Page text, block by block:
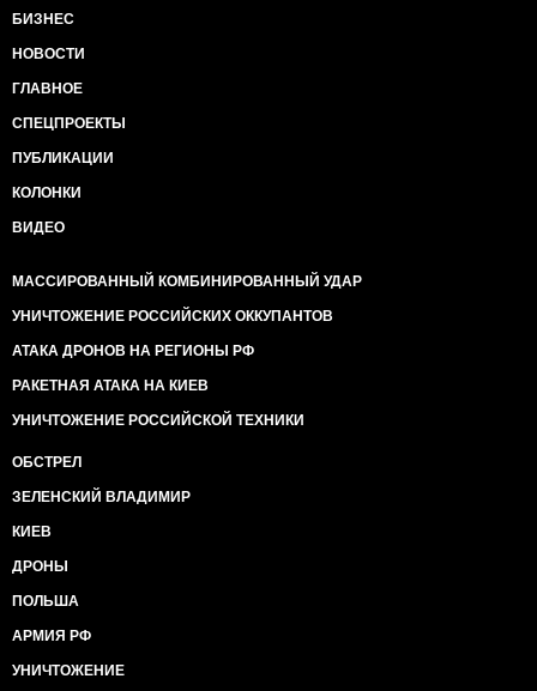
БИЗНЕС
НОВОСТИ
ГЛАВНОЕ
СПЕЦПРОЕКТЫ
ПУБЛИКАЦИИ
КОЛОНКИ
ВИДЕО
МАССИРОВАННЫЙ КОМБИНИРОВАННЫЙ УДАР
УНИЧТОЖЕНИЕ РОССИЙСКИХ ОККУПАНТОВ
АТАКА ДРОНОВ НА РЕГИОНЫ РФ
РАКЕТНАЯ АТАКА НА КИЕВ
УНИЧТОЖЕНИЕ РОССИЙСКОЙ ТЕХНИКИ
ОБСТРЕЛ
ЗЕЛЕНСКИЙ ВЛАДИМИР
КИЕВ
ДРОНЫ
ПОЛЬША
АРМИЯ РФ
УНИЧТОЖЕНИЕ